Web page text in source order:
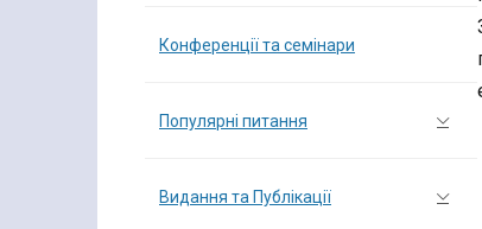
Конференції та семінари
Популярні питання
Видання та Публікації